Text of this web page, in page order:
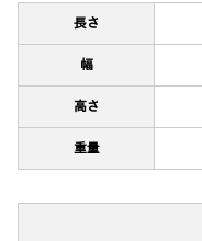
長さ
幅
高さ
重量